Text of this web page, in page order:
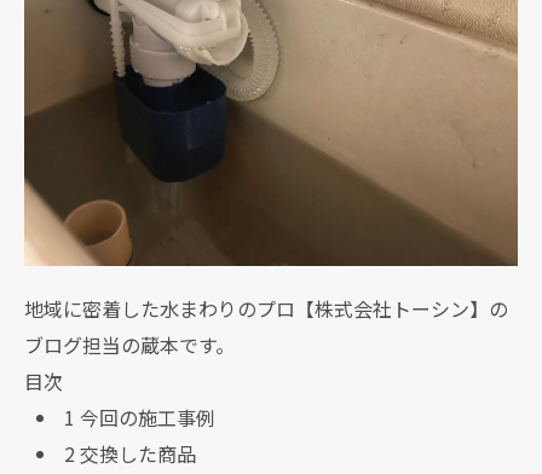
地域に密着した水まわりのプロ【株式会社トーシン】の
ブログ担当の蔵本です。
目次
1 今回の施工事例
2交換した商品